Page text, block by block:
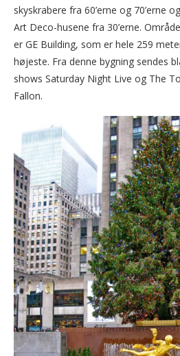
skyskrabere fra 60’erne og 70’erne
Art Deco-husene fra 30’erne.
er GE Building, som er hele 259
højeste. Fra denne bygning sendes
shows Saturday Night Live og The
Fallon.